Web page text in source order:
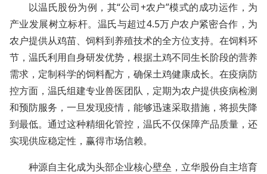
以温氏股份为例，其“公司+农户”模式的成功运作，为
产业发展树立标杆。温氏与超过4.5万户农户紧密合作，为
农户提供从鸡苗、饲料到养殖技术的全方位支持。在饲料环
节，温氏利用自身研发优势，根据土鸡不同生长阶段的营养
需求，定制科学的饲料配方，确保土鸡健康成长。在疫病防
控方面，温氏组建专业兽医团队，定期为农户提供疫病检测
和预防服务，一旦发现疫情，能够迅速采取措施，将损失降
到最低。通过这种精细化管控，温氏不仅保障产品质量，还
实现供应稳定性，赢得市场信赖。
种源自主化成为头部企业核心壁垒，立华股份自主培育